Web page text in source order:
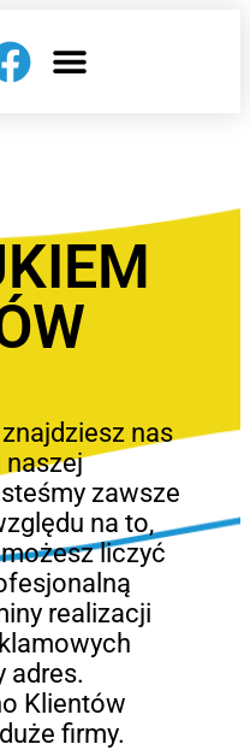
nas
naszej
zawsze
na to,
liczyć
realizacji
adres.
Klientów
firmy.